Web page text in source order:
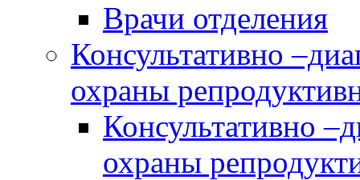
Врачи отделения
Консультативно
охраны
Консультативно
охраны